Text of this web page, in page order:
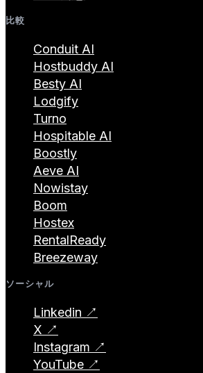
比較
Conduit AI
Hostbuddy AI
Besty AI
Lodgify
Turno
Hospitable AI
Boostly
Aeve AI
Nowistay
Boom
Hostex
RentalReady
Breezeway
ソーシャル
Linkedin ↗
X ↗
Instagram ↗
YouTube ↗